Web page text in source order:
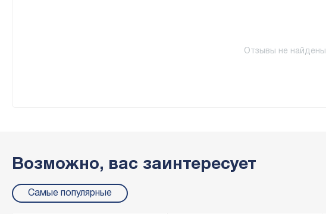
Отзывы не найдены
Возможно, вас заинтересует
Самые популярные